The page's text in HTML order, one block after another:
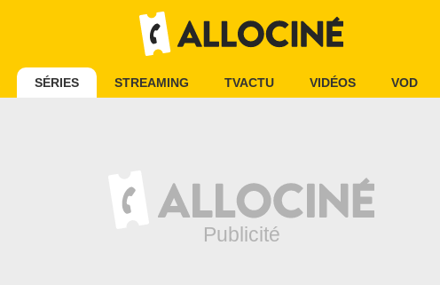
SÉRIES STREAMING TVACTU VIDÉOS VOD